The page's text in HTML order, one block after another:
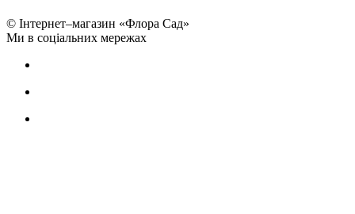
© Інтернет–магазин «Флора Сад»
Ми в соціальних мережах